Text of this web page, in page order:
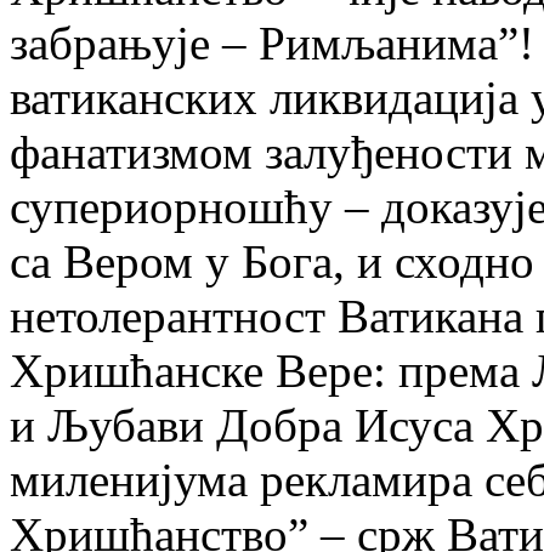
забрањује – Римљанима”!
ватиканских
фанатизмом
супериорношћу –
са Вером у Бога, и
нетолерантност
Хришћанске Вере: према
и Љубави Добра Исуса
миленијума рекламира
Хришћанство” – срж